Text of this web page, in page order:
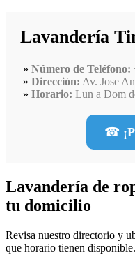
Lavandería
Número de Teléfono:
Dirección: Av. Jose
Horario: Lun a Dom
☎
Lavandería de
tu domicilio
Revisa nuestro directorio y
que horario tienen disponible.